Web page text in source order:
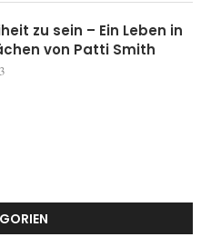
zu sein – Ein Leben in
von Patti Smith